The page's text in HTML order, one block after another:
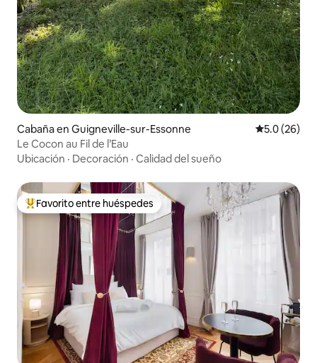
Cabaña en Guigneville-sur-Essonne Calificación
5.0 (26)
Le Cocon au Fil de l’Eau
Ubicación · Decoración · Calidad del sueño
Favorito entre huéspedes preferido
Favorito entre huéspedes